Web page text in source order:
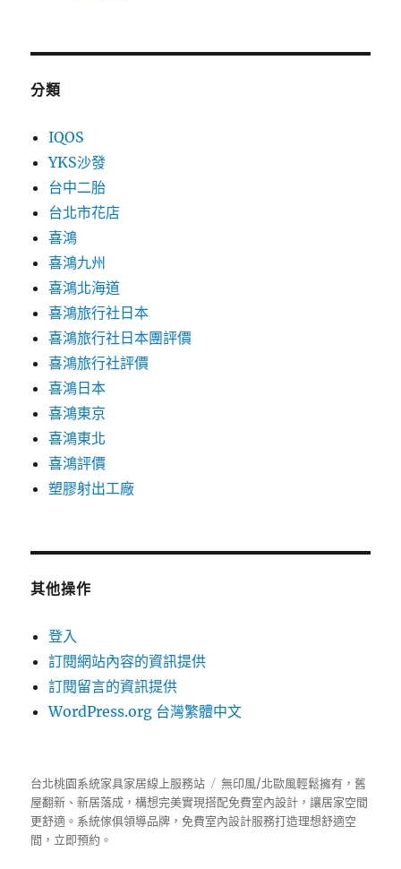
分類
IQOS
YKS沙發
台中二胎
台北市花店
喜鴻
喜鴻九州
喜鴻北海道
喜鴻旅行社日本
喜鴻旅行社日本團評價
喜鴻旅行社評價
喜鴻日本
喜鴻東京
喜鴻東北
喜鴻評價
塑膠射出工廠
其他操作
登入
訂閱網站內容的資訊提供
訂閱留言的資訊提供
WordPress.org 台灣繁體中文
台北桃園系統家具家居線上服務站
無印風/北歐風輕鬆擁有，舊
屋翻新、新居落成，構想完美實現搭配免費室內設計，讓居家空間
更舒適。 系統傢俱領導品牌，免費室內設計服務打造理想舒適空
間，立即預約。